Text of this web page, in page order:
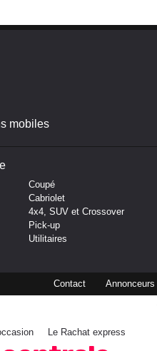
mobiles
Coupé
Cabriolet
4x4, SUV et Crossover
Pick-up
Utilitaires
Contact Annonceurs
Le Rachat express